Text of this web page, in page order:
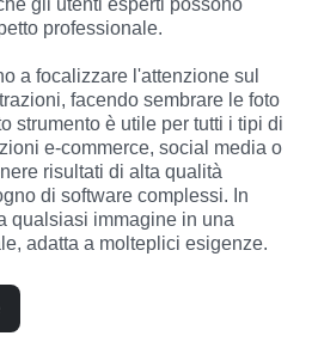
professionale.
a focalizzare l'attenzione sul
facendo sembrare le foto
strumento è utile per tutti i tipi di
e-commerce, social media o
risultati di alta qualità
di software complessi. In
qualsiasi immagine in una
adatta a molteplici esigenze.